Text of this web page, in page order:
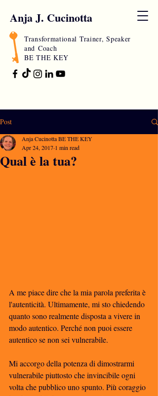
Anja J. Cucinotta
Transformational Trainer, Speaker
and Coach
BE THE KEY
Post
Qual è la tua?
Anja Cucinotta BE THE KEY
Apr 24, 2017 1 min read
A me piace dire che la mia parola preferita è
l'autenticità. Ultimamente, mi sto chiedendo
quanto sono realmente disposta a vivere in
modo autentico. Perché non puoi essere
autentico se non sei vulnerabile.
Mi accorgo della potenza di dimostrarmi
vulnerabile piuttosto che invincibile ogni
volta che pubblico uno spunto. Più coraggio